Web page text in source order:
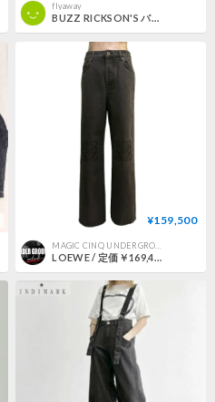
flyaway
BUZZ RICKSON'S バズリクソンズ 『U.S. NAVY DENIM GAS PROTECTIVE PARKA デニムジャケット デニムパーカー』 BR11703 インディゴブルー
¥159,500
LOEWE / 定価￥169,400